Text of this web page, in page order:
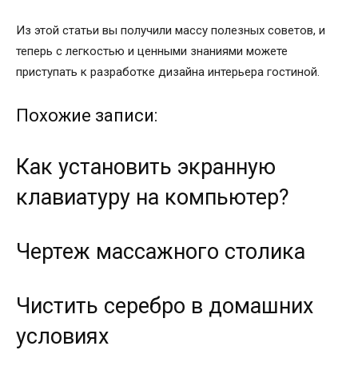
Из этой статьи вы получили массу полезных советов, и
теперь с легкостью и ценными знаниями можете
приступать к разработке дизайна интерьера гостиной.
Похожие записи:
Как установить экранную
клавиатуру на компьютер?
Чертеж массажного столика
Чистить серебро в домашних
условиях